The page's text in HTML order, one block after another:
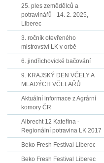
25. ples zemědělců a
potravinářů - 14. 2. 2025,
Liberec
3. ročník otevřeného
mistrovství LK v orbě
6. jindřichovické bačování
9. KRAJSKÝ DEN VČELY A
MLADÝCH VČELAŘŮ
Aktuální informace z Agrární
komory ČR
Albrecht 12 Kateřina -
Regionální potravina LK 2017
Beko Fresh Festival Liberec
Beko Fresh Festival Liberec